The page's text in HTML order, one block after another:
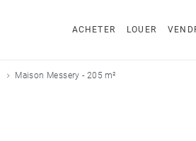
ACHETER LOUER
Maison Messery - 205 m²